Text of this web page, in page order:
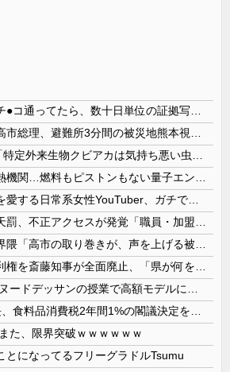
た、限界突破ｗｗｗｗｗｗ
とになってるフリーグラドルTsumu